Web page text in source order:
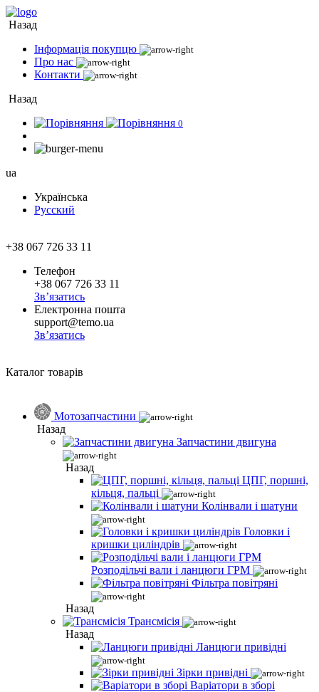
Назад
Інформація покупцю
Про нас
Контакти
Назад
0
ua
Українська
Русский
+38 067 726 33 11
Телефон
+38 067 726 33 11
Зв’язатись
Електронна пошта
support@temo.ua
Зв’язатись
Каталог товарів
Мотозапчастини
Назад
Запчастини двигуна
Назад
ЦПГ, поршні,
кільця, пальці
Колінвали і шатуни
Головки і
кришки циліндрів
Розподільчі вали і ланцюги ГРМ
Фільтра повітряні
Назад
Трансмісія
Назад
Ланцюги привідні
Зірки привідні
Варіатори в зборі